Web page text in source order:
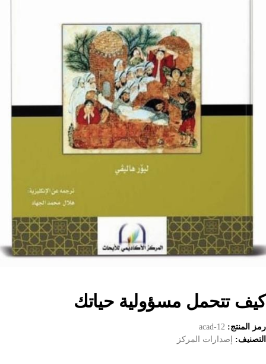
كيف تتحمل مسؤولية حياتك
رمز المنتج: acad-12
التصنيف:
إصدارات المركز